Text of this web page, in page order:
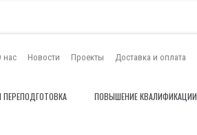
нас Новости Проекты Доставка и оплата
ПОВЫШЕНИЕ КВАЛИФИКАЦИИ